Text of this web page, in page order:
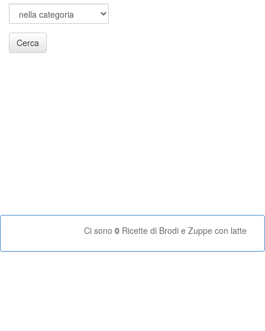
Cerca
Ci sono 0 Ricette di Brodi e Zuppe con latte